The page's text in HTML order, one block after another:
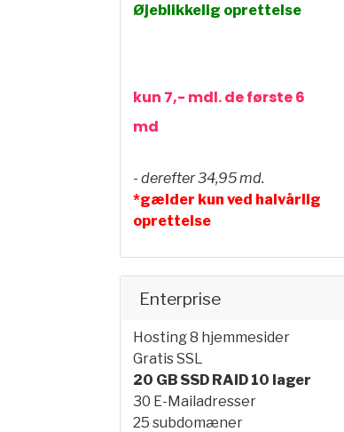
Øjeblikkelig oprettelse
kun 7,- mdl. de første 6
md
- derefter 34,95 md.
*gælder kun ved halvårlig
oprettelse
Enterprise
Hosting 8 hjemmesider
Gratis SSL
20 GB SSD RAID 10 lager
30 E-Mailadresser
25 subdomæner